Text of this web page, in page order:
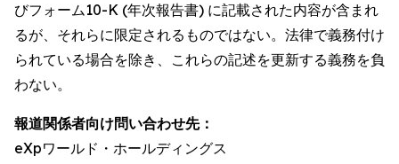
びフォーム10-K (年次報告書) に記載された内容が含まれ
るが、それらに限定されるものではない。法律で義務付け
られている場合を除き、これらの記述を更新する義務を負
わない。
報道関係者向け問い合わせ先：
eXpワールド・ホールディングス